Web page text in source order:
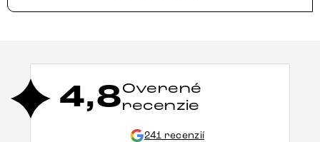
4,8Overené
recenzie
241 recenzií